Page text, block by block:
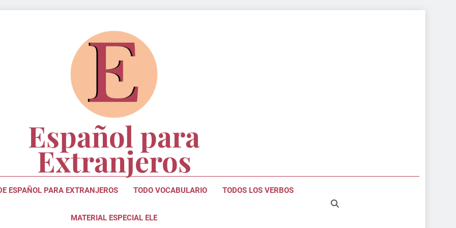
Español para
Extranjeros
Estudiantes Y Profesores De Lengua Española
ESPAÑOL PARA EXTRANJEROS TODO VOCABULARIO TODOS LOS VERBOS
MATERIAL ESPECIAL ELE